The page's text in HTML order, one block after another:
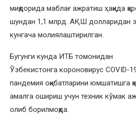
миқдорида маблағ ажратиш ҳақида
шундан 1,1 млрд. АҚШ долларидан
кунгача молиялаштирилган.
Бугунги кунда ИТБ томонидан
Ўзбекистонга короновирус COVID-
пандемия оқибатларини юмшатишга
амалга ошириш учун техник кўмак
олиб борилмоқда.